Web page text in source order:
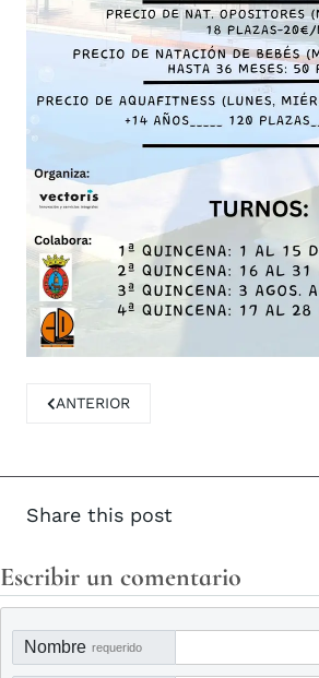
ARTÍCULO ANTERIOR: RESUMÉN
ANTERIOR
Share this post
Escribir un comentario
Nombre requerido